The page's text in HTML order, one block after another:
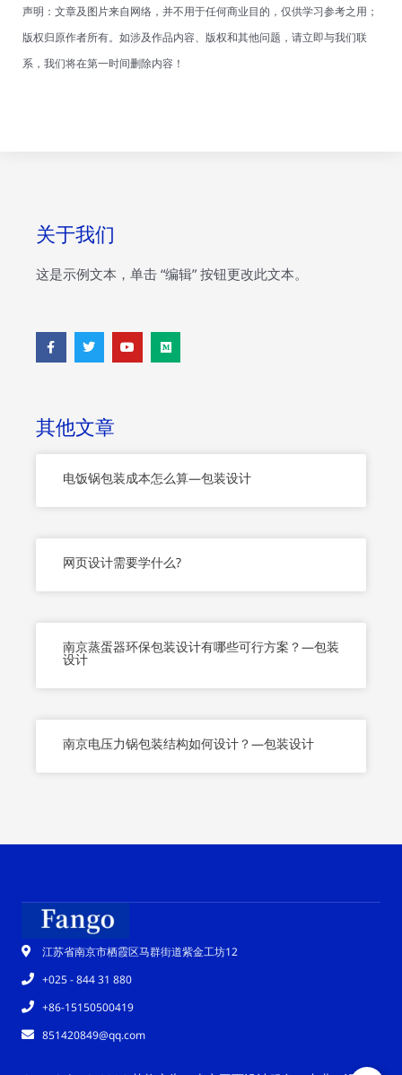
声明：文章及图片来自网络，并不用于任何商业目的，仅供学习参考之用；
版权归原作者所有。如涉及作品内容、版权和其他问题，请立即与我们联
系，我们将在第一时间删除内容！
关于我们
这是示例文本，单击 “编辑” 按钮更改此文本。
F
a
c
k
-
f
T
w
i
Y
o
u
M
e
d
其他文章
电饭锅包装成本怎么算—包装设计
网页设计需要学什么?
南京蒸蛋器环保包装设计有哪些可行方案？—包装
设计
南京电压力锅包装结构如何设计？—包装设计
江苏省南京市栖霞区马群街道紫金工坊12
+025 - 844 31 880
+86-15150500419
851420849@qq.com